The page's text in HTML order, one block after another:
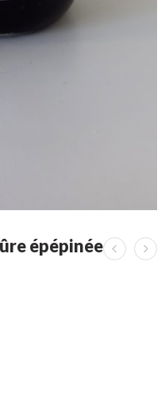
épépinée